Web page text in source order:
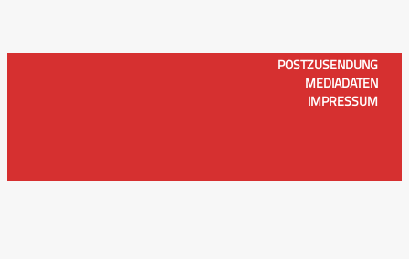
POSTZUSENDUNG
MEDIADATEN
IMPRESSUM